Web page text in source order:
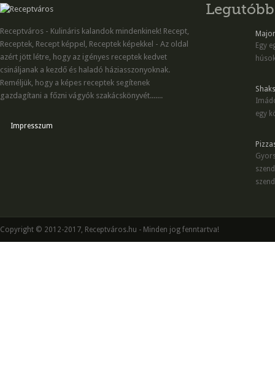
Receptváros - Kulináris kalandok mindenkinek! Recept,
Receptek, Recept képpel, Receptek képekkel - Az oldal
azért jött létre, hogy az igényes receptek kedvet
csináljanak a kezdő és haladó háziasszonyoknak.
Reméljük, hogy a képes receptek segítenek
gazdagítani a főzni vágyók szakácskönyvét.......
Impresszum
Egy
egy
Copyright © 2012-2017, Receptváros.hu - Minden jog fenntartva!